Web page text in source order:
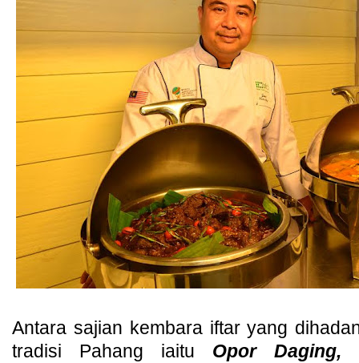
Antara sajian kembara iftar yang
tradisi Pahang iaitu Opor Daging,